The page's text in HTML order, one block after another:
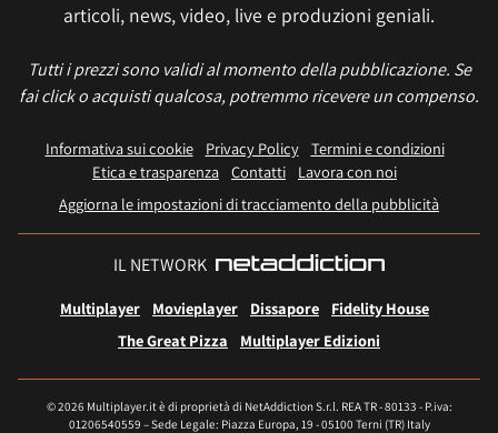
articoli, news, video, live e produzioni geniali.
Tutti i prezzi sono validi al momento della pubblicazione. Se
fai click o acquisti qualcosa, potremmo ricevere un compenso.
Informativa sui cookie Privacy Policy
Termini e condizioni
Etica e trasparenza Contatti
Lavora con noi
Aggiorna le impostazioni di tracciamento della pubblicità
IL NETWORK
Multiplayer Movieplayer Dissapore
Fidelity House
The Great Pizza
Multiplayer Edizioni
© 2026 Multiplayer.it è di proprietà di NetAddiction S.r.l. REA TR - 80133 - P.iva:
01206540559 – Sede Legale: Piazza Europa, 19 - 05100 Terni (TR) Italy